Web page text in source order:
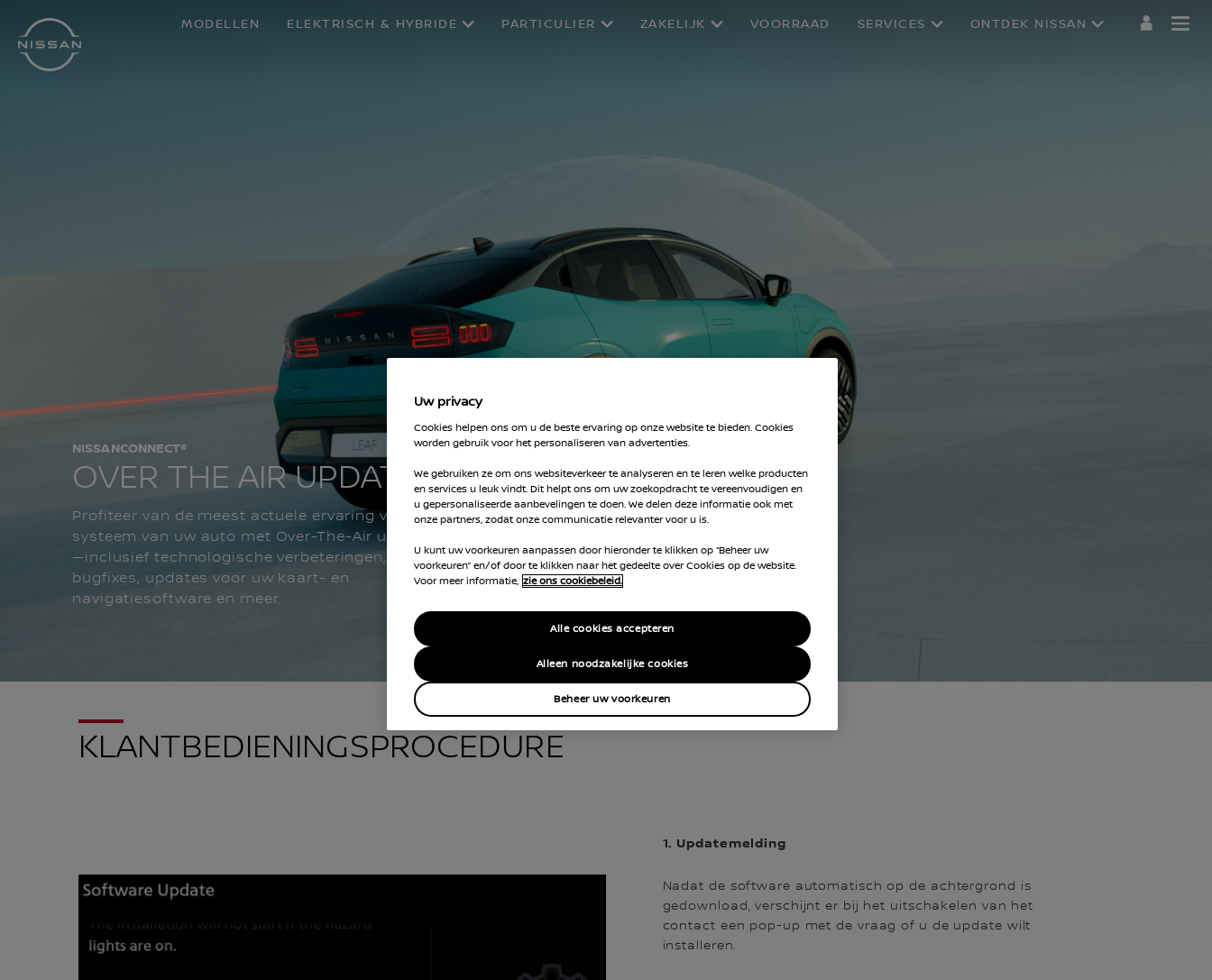
naar
hoofdinhoud
MODELLEN ELEKTRISCH & HYBRIDE PARTICULIER ZAKELIJK VOORRAAD SERVICES ONTDEK NISSAN
OVER THE AIR UPDATES
NISSANCONNECT®
Profiteer van de meest actuele ervaring voor het
systeem van uw auto met Over-The-Air updates
—inclusief technologische verbeteringen,
bugfixes, updates voor uw kaart- en
navigatiesoftware en meer.
KLANTBEDIENINGSPROCEDURE
1. Updatemelding
Nadat de software automatisch op de achtergrond is
gedownload, verschijnt er bij het uitschakelen van het
contact een pop-up met de vraag of u de update wilt
installeren.
Uw privacy
Cookies helpen ons om u de beste ervaring op onze website te bieden. Cookies
worden gebruik voor het personaliseren van advertenties.
We gebruiken ze om ons websiteverkeer te analyseren en te leren welke producten
en services u leuk vindt. Dit helpt ons om uw zoekopdracht te vereenvoudigen en
u gepersonaliseerde aanbevelingen te doen. We delen deze informatie ook met
onze partners, zodat onze communicatie relevanter voor u is.
U kunt uw voorkeuren aanpassen door hieronder te klikken op “Beheer uw
voorkeuren” en/of door te klikken naar het gedeelte over Cookies op de website.
Voor meer informatie, zie ons cookiebeleid.
Beheer uw voorkeuren
Alleen noodzakelijke cookies
Alle cookies accepteren